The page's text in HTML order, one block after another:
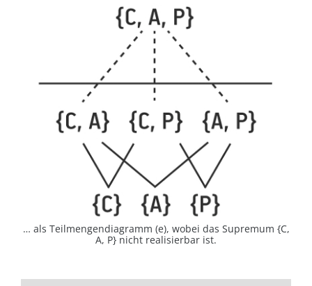
… als Teilmengendiagramm (e), wobei das Supremum {C,
A, P} nicht realisierbar ist.